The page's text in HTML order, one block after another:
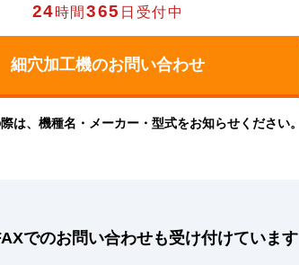
24時間365 日受付中
は、機種名・メーカー・型式をお知らせください。
でのお問い合わせも受け付けています